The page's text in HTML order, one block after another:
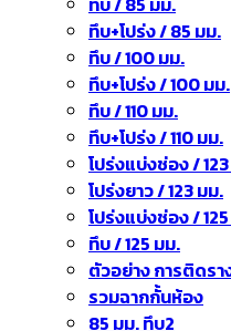
ทึบ+โปร่ง / 85 มม.
ทึบ / 100 มม.
ทึบ+โปร่ง / 100 มม.
ทึบ / 110 มม.
ทึบ+โปร่ง / 110 มม.
โปร่งแบ่งช่อง /
โปร่งยาว / 123 มม.
โปร่งแบ่งช่อง /
ทึบ / 125 มม.
ตัวอย่าง การติดรา
รวมฉากกั้นห้อง
85 มม. ทึบ2